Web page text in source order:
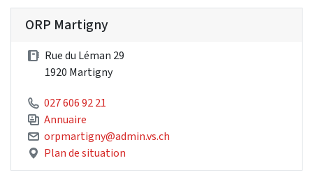
ORP Martigny
Rue du Léman 29
1920 Martigny
027 606 92 21
Annuaire
orpmartigny@admin.vs.ch
Plan de situation